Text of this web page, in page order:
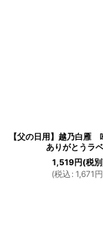
【父の日用】越乃白雁
ありがとうラ
1,519円(税
(税込 : 1,671 円